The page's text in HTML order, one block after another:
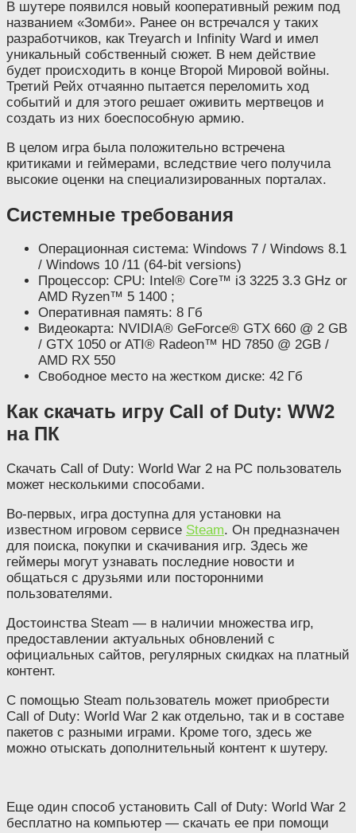
В шутере появился новый кооперативный режим под
названием «Зомби». Ранее он встречался у таких
разработчиков, как Treyarch и Infinity Ward и имел
уникальный собственный сюжет. В нем действие
будет происходить в конце Второй Мировой войны.
Третий Рейх отчаянно пытается переломить ход
событий и для этого решает оживить мертвецов и
создать из них боеспособную армию.
В целом игра была положительно встречена
критиками и геймерами, вследствие чего получила
высокие оценки на специализированных порталах.
Системные требования
Операционная система: Windows 7 / Windows 8.1
/ Windows 10 /11 (64-bit versions)
Процессор: CPU: Intel® Core™ i3 3225 3.3 GHz or
AMD Ryzen™ 5 1400 ;
Оперативная память: 8 Гб
Видеокарта: NVIDIA® GeForce® GTX 660 @ 2 GB
/ GTX 1050 or ATI® Radeon™ HD 7850 @ 2GB /
AMD RX 550
Свободное место на жестком диске: 42 Гб
Как скачать игру Call of Duty: WW2
на ПК
Скачать Call of Duty: World War 2 на PC пользователь
может несколькими способами.
Во-первых, игра доступна для установки на
известном игровом сервисе Steam. Он предназначен
для поиска, покупки и скачивания игр. Здесь же
геймеры могут узнавать последние новости и
общаться с друзьями или посторонними
пользователями.
Достоинства Steam — в наличии множества игр,
предоставлении актуальных обновлений с
официальных сайтов, регулярных скидках на платный
контент.
С помощью Steam пользователь может приобрести
Call of Duty: World War 2 как отдельно, так и в составе
пакетов с разными играми. Кроме того, здесь же
можно отыскать дополнительный контент к шутеру.
Еще один способ установить Call of Duty: World War 2
бесплатно на компьютер — скачать ее при помощи